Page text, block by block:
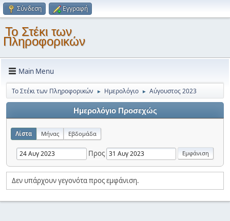
Σύνδεση Εγγραφή
Το Στέκι των
Πληροφορικών
Main Menu
Το Στέκι των Πληροφορικών ► Ημερολόγιο ► Αύγουστος 2023
Ημερολόγιο Προσεχώς
Λίστα Μήνας Εβδομάδα
Προς
Δεν υπάρχουν γεγονότα προς εμφάνιση.